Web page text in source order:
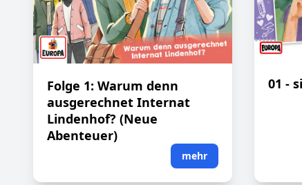
Folge 1: Warum denn
ausgerechnet Internat
Lindenhof? (Neue
Abenteuer)
mehr
01 -